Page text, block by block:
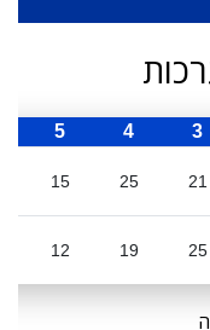
3
4
5
21
25
15
25
19
12